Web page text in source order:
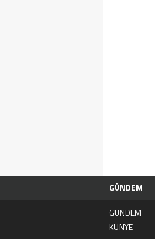
GÜNDEM
GÜNDEM
KÜNYE